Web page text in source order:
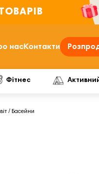
насКонтакти
Фітнес
Басейни